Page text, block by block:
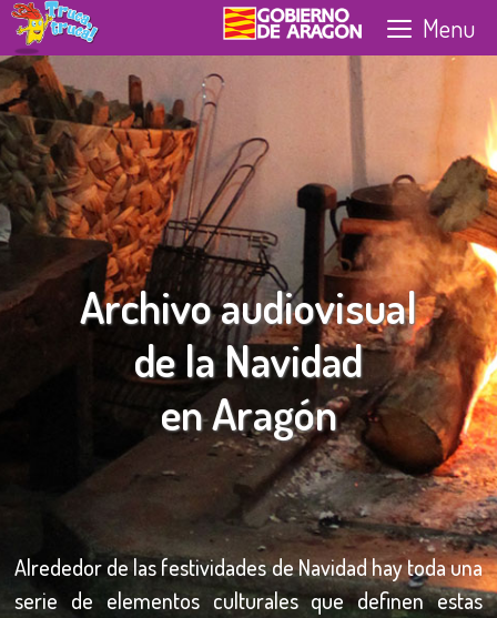
Skip
to
content
Menu
Archivo audiovisual
de la Navidad
en Aragón
Alrededor de las festividades de Navidad hay toda una
serie de elementos culturales que definen estas